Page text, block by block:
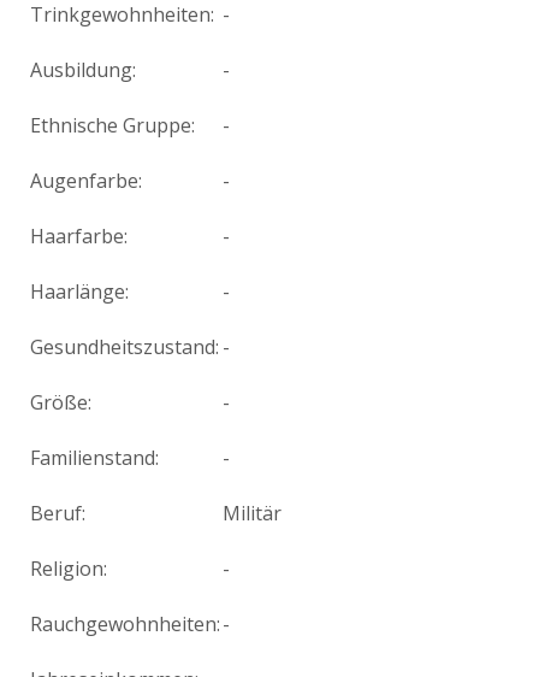
Trinkgewohnheiten: -
Ausbildung: -
Ethnische Gruppe: -
Augenfarbe: -
Haarfarbe: -
Haarlänge: -
Gesundheitszustand: -
Größe: -
Familienstand: -
Beruf: Militär
Religion: -
Rauchgewohnheiten:-